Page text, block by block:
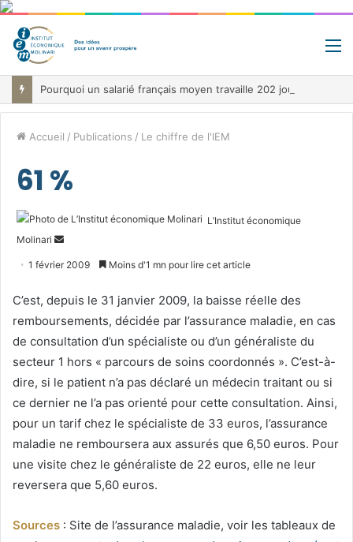
Accueil / Publications / Le chiffre de l'IEM
61 %
L’Institut économique
Molinari
Envoyer
1 février 2009 Moins d'1 mn pour lire cet article
C’est, depuis le 31 janvier 2009, la baisse réelle des
remboursements, décidée par l’assurance maladie, en cas
de consultation d’un spécialiste ou d’un généraliste du
secteur 1 hors « parcours de soins coordonnés ». C’est-à-
dire, si le patient n’a pas déclaré un médecin traitant ou si
ce dernier ne l’a pas orienté pour cette consultation. Ainsi,
pour un tarif chez le spécialiste de 33 euros, l’assurance
maladie ne remboursera aux assurés que 6,50 euros. Pour
une visite chez le généraliste de 22 euros, elle ne leur
reversera que 5,60 euros.
Sources : Site de l’assurance maladie, voir les tableaux de